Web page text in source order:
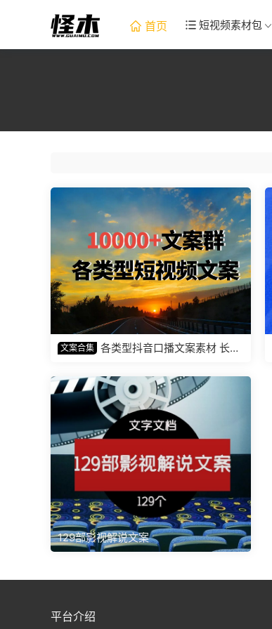
首页 短视频素材包
文案合集 各类型抖音口播文案素材 长文
129部影视解说文案
平台介绍